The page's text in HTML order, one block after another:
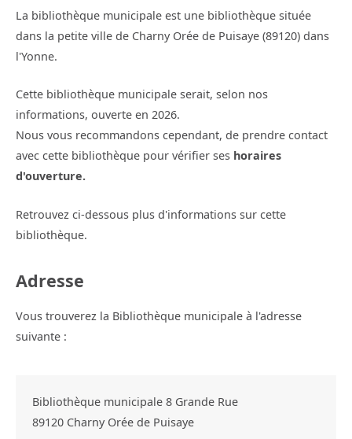
La bibliothèque municipale est une bibliothèque située
dans la petite ville de Charny Orée de Puisaye (89120) dans
l'Yonne.
Cette bibliothèque municipale serait, selon nos
informations, ouverte en 2026.
Nous vous recommandons cependant, de prendre contact
avec cette bibliothèque pour vérifier ses horaires
d'ouverture.
Retrouvez ci-dessous plus d'informations sur cette
bibliothèque.
Adresse
Vous trouverez la Bibliothèque municipale à l'adresse
suivante :
Bibliothèque municipale 8 Grande Rue
89120 Charny Orée de Puisaye